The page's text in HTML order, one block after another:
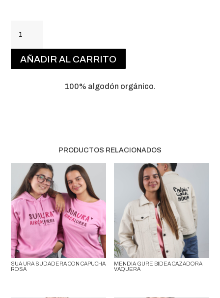
KOT
30
CAMISETA
TIRANTES
AÑADIR AL CARRITO
100% algodón orgánico.
PRODUCTOS RELACIONADOS
SUA URA SUDADERA CON CAPUCHA
ROSA
MENDIA GURE BIDEA CAZADORA
VAQUERA